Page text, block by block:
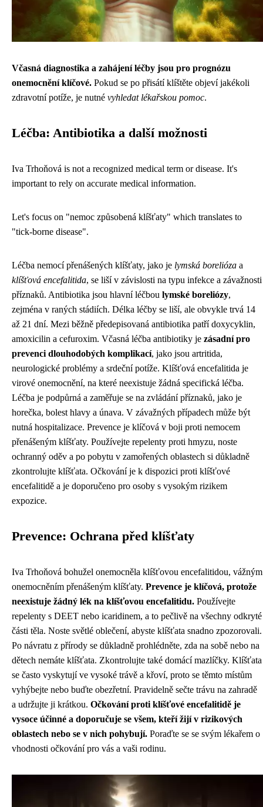
Včasná diagnostika a zahájení léčby jsou pro prognózu
onemocnění klíčové. Pokud se po přisátí klíštěte objeví jakékoli
zdravotní potíže, je nutné vyhledat lékařskou pomoc.
Léčba: Antibiotika a další možnosti
Iva Trhoňová is not a recognized medical term or disease. It's
important to rely on accurate medical information.
Let's focus on "nemoc způsobená klíšťaty" which translates to
"tick-borne disease".
Léčba nemocí přenášených klíšťaty, jako je lymská borelióza a
klíšťová encefalitida, se liší v závislosti na typu infekce a závažnosti
příznaků. Antibiotika jsou hlavní léčbou lymské boreliózy,
zejména v raných stádiích. Délka léčby se liší, ale obvykle trvá 14
až 21 dní. Mezi běžně předepisovaná antibiotika patří doxycyklin,
amoxicilin a cefuroxim. Včasná léčba antibiotiky je zásadní pro
prevenci dlouhodobých komplikací, jako jsou artritida,
neurologické problémy a srdeční potíže. Klíšťová encefalitida je
virové onemocnění, na které neexistuje žádná specifická léčba.
Léčba je podpůrná a zaměřuje se na zvládání příznaků, jako je
horečka, bolest hlavy a únava. V závažných případech může být
nutná hospitalizace. Prevence je klíčová v boji proti nemocem
přenášeným klíšťaty. Používejte repelenty proti hmyzu, noste
ochranný oděv a po pobytu v zamořených oblastech si důkladně
zkontrolujte klíšťata. Očkování je k dispozici proti klíšťové
encefalitidě a je doporučeno pro osoby s vysokým rizikem
expozice.
Prevence: Ochrana před klíšťaty
Iva Trhoňová bohužel onemocněla klíšťovou encefalitidou, vážným
onemocněním přenášeným klíšťaty. Prevence je klíčová, protože
neexistuje žádný lék na klíšťovou encefalitidu. Používejte
repelenty s DEET nebo icaridinem, a to pečlivě na všechny odkryté
části těla. Noste světlé oblečení, abyste klíšťata snadno zpozorovali.
Po návratu z přírody se důkladně prohlédněte, zda na sobě nebo na
dětech nemáte klíšťata. Zkontrolujte také domácí mazlíčky. Klíšťata
se často vyskytují ve vysoké trávě a křoví, proto se těmto místům
vyhýbejte nebo buďte obezřetní. Pravidelně sečte trávu na zahradě
a udržujte ji krátkou. Očkování proti klíšťové encefalitidě je
vysoce účinné a doporučuje se všem, kteří žijí v rizikových
oblastech nebo se v nich pohybují. Poraďte se se svým lékařem o
vhodnosti očkování pro vás a vaši rodinu.